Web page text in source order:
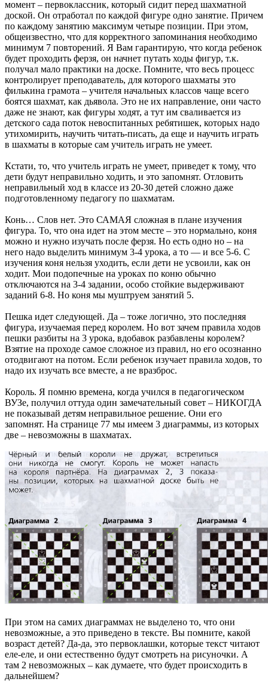
момент – первоклассник, который сидит перед шахматной
доской. Он отработал по каждой фигуре одно занятие. Причем
по каждому занятию максимум четыре позиции. При этом,
общеизвестно, что для корректного запоминания необходимо
минимум 7 повторений. Я Вам гарантирую, что когда ребенок
будет проходить ферзя, он начнет путать ходы фигур, т.к.
получал мало практики на доске. Помните, что весь процесс
контролирует преподаватель, для которого шахматы это
филькина грамота – учителя начальных классов чаще всего
боятся шахмат, как дьявола. Это не их направление, они часто
даже не знают, как фигуры ходят, а тут им сваливается из
детского сада поток невоспитанных ребятишек, которых надо
утихомирить, научить читать-писать, да еще и научить играть
в шахматы в которые сам учитель играть не умеет.
Кстати, то, что учитель играть не умеет, приведет к тому, что
дети будут неправильно ходить, и это запомнят. Отловить
неправильный ход в классе из 20-30 детей сложно даже
подготовленному педагогу по шахматам.
Конь… Слов нет. Это САМАЯ сложная в плане изучения
фигура. То, что она идет на этом месте – это нормально, коня
можно и нужно изучать после ферзя. Но есть одно но – на
него надо выделить минимум 3-4 урока, а то — и все 5-6. С
изучения коня нельзя уходить, если дети не усвоили, как он
ходит. Мои подопечные на уроках по коню обычно
отключаются на 3-4 задании, особо стойкие выдерживают
заданий 6-8. Но коня мы муштруем занятий 5.
Пешка идет следующей. Да – тоже логично, это последняя
фигура, изучаемая перед королем. Но вот зачем правила ходов
пешки разбиты на 3 урока, вдобавок разбавлены королем?
Взятие на проходе самое сложное из правил, но его осознанно
отодвигают на потом. Если ребенок изучает правила ходов, то
надо их изучать все вместе, а не вразброс.
Король. Я помню времена, когда учился в педагогическом
ВУЗе, получил оттуда один замечательный совет – НИКОГДА
не показывай детям неправильное решение. Они его
запомнят. На странице 77 мы имеем 3 диаграммы, из которых
две – невозможны в шахматах.
При этом на самих диаграммах не выделено то, что они
невозможные, а это приведено в тексте. Вы помните, какой
возраст детей? Да-да, это первоклашки, которые текст читают
еле-еле, и они естественно будут смотреть на рисуночки. А
там 2 невозможных – как думаете, что будет происходить в
дальнейшем?